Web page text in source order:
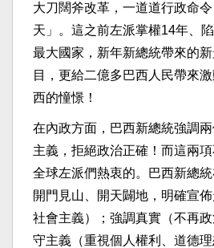
大刀闊斧改革，一道道行政命
天」。這之前左派掌權14年、
最大國家，新年新總統帶來的
目，更給二億多巴西人民帶來
西的憧憬！
在內政方面，巴西新總統強調
主義，拒絕政治正確！而這兩
全球左派們熱衷的。巴西新總統
開門見山、開天闢地，明確宣
社會主義）；強調真實（不再
守主義（重視個人權利、道德理